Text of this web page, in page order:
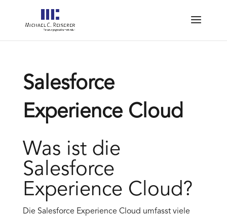
Salesforce
Experience Cloud
Was ist die
Salesforce
Experience Cloud?
Die Salesforce Experience Cloud umfasst viele